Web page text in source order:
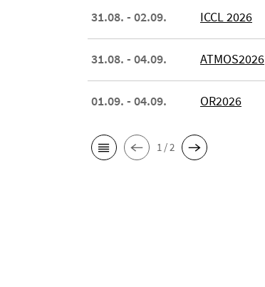
31.08. - 02.09. ICCL 2026
31.08. - 04.09. ATMOS2026
01.09. - 04.09. OR2026
1 / 2